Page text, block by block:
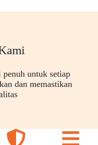
untuk setiap
dan memastikan